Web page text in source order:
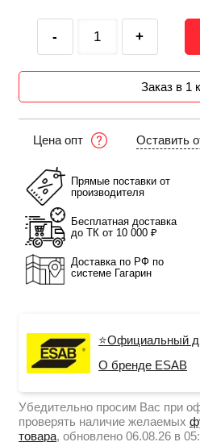
- +
Заказ в 1
Цена опт Оставить
Прямые поставки от
производителя
Бесплатная доставка
до ТК от 10 000 ₽
Доставка по РФ по
системе Гагарин
⭐Официальный
О бренде ESAB
Убедительно просим Вас при
проверять наличие желаемых
товара, обновлено 06.08.26 в